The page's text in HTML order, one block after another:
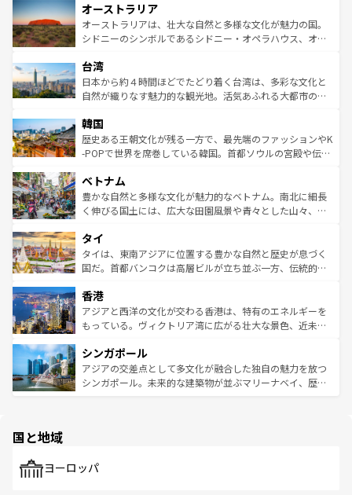
部のニューオーリンズでは、音楽と美食が融合した独特の
文化が魅力。旅行者はアメリカの各地域で異なる魅力を楽
しみながら、その多様性と豊かな歴史を感じることができ
ならではの贅沢な旅のスタイルだ。 なお、新着のアメリカ
情報はコンテンツ一覧を参照してほしい。
ワイ島は見逃せない。また、定番の観光地といえばオアフ
島だが、静かな自然を求めるならマウイ島やカウアイ島が
おすすめ。エメラルドグリーンに輝く海をはじめ、豊かな
れるおもてなしの心で訪れる人々を迎えてくれるハワイの
人々、おいしいローカルフードやハワイアンミュージッ
ク、伝統的なフラダンスなど、すべてがハワイの魅力を彩
ワイを、存分に味わってほしい。 なお、新着のハワイ情報
はコンテンツ一覧を参照してほしい。
オーストラリア
オーストラリアは、壮大な自然と多様な文化が魅力の国。
シドニーのシンボルであるシドニー・オペラハウス、オー
リアリーフや大陸中央部にそびえるウルル（エアーズロッ
ク）、タスマニアの美しい原生林やケアンズの熱帯雨林な
ど、見どころがたくさん。また、カフェやワイン、オージ
いる。アクティビティも充実しており、サーフィンやダイ
ビング、ハイキングなど、アウトドア好きにはたまらな
い。オーストラリアの多彩な魅力を存分に味わいつくそ
参照してほしい。
台湾
日本から約４時間ほどでたどり着く台湾は、多彩な文化と
自然が織りなす魅力的な観光地。活気あふれる大都市の台
ン）、静ひつな山岳地帯である台湾東部など、都市の喧騒
と山間の静けさが共存しており、訪れる人に新しい発見と
驚きをもたらしてくれる。また、奥深い台湾の食文化も魅
容にもいいと評判のスイーツなど、バラエティ豊かな料理
が味わえる。 なお、新着の台湾情報は コンテンツ一覧を参
照してほしい。
韓国
歴史ある王朝文化が残る一方で、最先端のファッションやK
-POPで世界を席巻している韓国。首都ソウルの宮殿や伝統
き、地方に足を延ばせば四季折々の自然美を楽しむことが
できる。そして、キムチや焼肉、絶品のストリートフード
まで、さまざまな韓国料理が待っている。夜には、韓国な
リティに包まれながら、韓国の多彩な魅力を心ゆくまで味
わってみてほしい。 なお、新着の韓国情報はコンテンツ一
覧を参照してほしい。
ベトナム
豊かな自然と多様な文化が魅力的なベトナム。南北に細長
く伸びる国土には、広大な田園風景や青々とした山々、世
急速な発展と共に伝統が息づく。ハノイの古い町並みやホ
ーチミン市のフランス統治時代の建物も、独特の雰囲気を
醸し出している。また、バラエティの豊かさとおいしさで
とつ。フォーやバインミー、ベトナムコーヒーなどは、ぜ
ひ現地で味わいたい。どの地域を訪れてもあたたかい人々
が旅行者を迎えてくれるので、きっと忘れられない旅にな
参照してほしい。
タイ
タイは、東南アジアに位置する豊かな自然と歴史が息づく
国だ。首都バンコクは高層ビルが立ち並ぶ一方、伝統的な
の活気が交差している。北部ではチェンマイなどの山岳地
帯で自然と触れ合い、南部ではプーケットやクラビの美し
いビーチでリゾート気分を楽しむことができる。タイ料理
激する。気候は一年中温暖で、どの季節にも異なる楽しみ
が待っている。親しみやすいタイの人々、仏教を中心とし
た文化、そして多様な観光資源が、訪れる旅人を魅了し続
香港
アジアと西洋の文化が交わる香港は、特有のエネルギーを
もっている。ヴィクトリア湾に広がる壮大な景色、近未来
み、どこを訪れても感動するはず。観光スポットが密集し
ており、効率よく見どころを回れるのも魅力。息をのむよ
うな絶景から文化的な体験まで、香港を存分に楽しみ尽く
シンガポール
アジアの交差点として多文化が融合した独自の魅力を放つ
シンガポール。未来的な建築物が並ぶマリーナベイ、歴史
で、ホーカーズは地元の風情を楽しめる外せないスポット
国と地域
ヨーロッパ